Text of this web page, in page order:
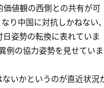
値観の西側との共有が可
り中国に対抗しかねない、
姿勢の転換に表れていま
例の協力姿勢を見せていま
いかというのが直近状況